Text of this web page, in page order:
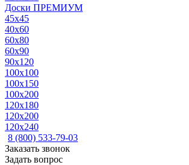
Доски ПРЕМИУМ
45x45
40x60
60x80
60x90
90x120
100x100
100x150
100x200
120x180
120x200
120x240
8 (800) 533-79-03
Заказать звонок
Задать вопрос